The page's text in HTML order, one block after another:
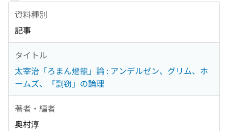
資料種別
記事
タイトル
太宰治「ろまん燈籠」論 : アンデルゼン、グリム、ホ
ームズ、「剽窃」の論理
著者・編者
奥村淳